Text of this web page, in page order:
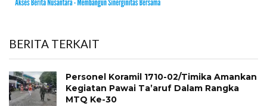
BERITA TERKAIT
Personel Koramil 1710-02/Timika Amankan
Kegiatan Pawai Ta’aruf Dalam Rangka
MTQ Ke-30